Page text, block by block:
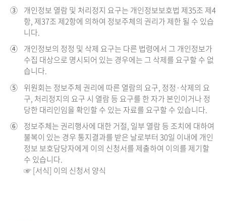
③ 개인정보 열람 및 처리정지 요구는 개인정보보호법 제35조 제4
항, 제37조 제2항에 의하여 정보주체의 권리가 제한 될 수 있습
니다.
④ 개인정보의 정정 및 삭제 요구는 다른 법령에서 그 개인정보가
수집 대상으로 명시되어 있는 경우에는 그 삭제를 요구할 수 없
습니다.
⑤ 위원회는 정보주체 권리에 따른 열람의 요구, 정정·삭제의 요
구, 처리정지의 요구 시 열람 등 요구를 한 자가 본인이거나 정
당한 대리인임을 확인할 수 있는 자료를 요구할 수 있습니다.
⑥ 정보주체는 권리행사에 대한 거절, 일부 열람 등 조치에 대하여
불복이 있는 경우 통지결과를 받은 날로부터 30일 이내에 개인
정보 보호담당자에게 이의 신청서를 제출하여 이의를 제기할
수 있습니다.
☞ [서식] 이의 신청서 양식